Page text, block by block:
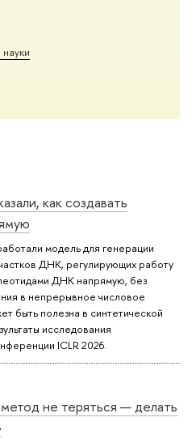
как создавать
модель для генерации
ДНК, регулирующих работу
ДНК напрямую, без
в непрерывное числовое
быть полезна в синтетической
исследования
ICLR 2026.
не теряться — делать